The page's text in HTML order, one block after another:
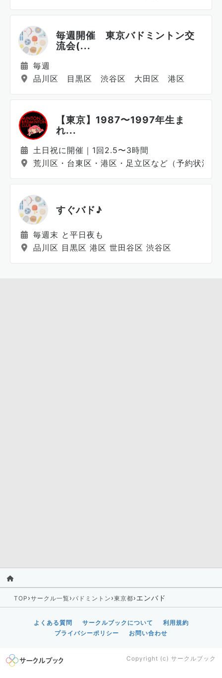
毎週開催 東京バドミントン交
流会(...
毎週
品川区 目黒区 渋谷区 大田区 港区
【東京】1987〜1997年生ま
れ...
土日祝に開催｜1回2.5〜3時間
荒川区・台東区・港区・足立区など（予約状況に
すぐバド♪
毎週末 と平日夜も
品川区 目黒区 港区 世田谷区 渋谷区
TOP ›サークル一覧›バドミントン ›東京都›エンバド
よくある質問 サークルブックについて
利用規約
プライバシーポリシー
お問い合わせ
Copyright (c) サークルブック